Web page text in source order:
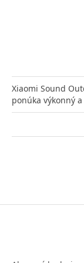
Xiaomi Sound
ponúka výkonný